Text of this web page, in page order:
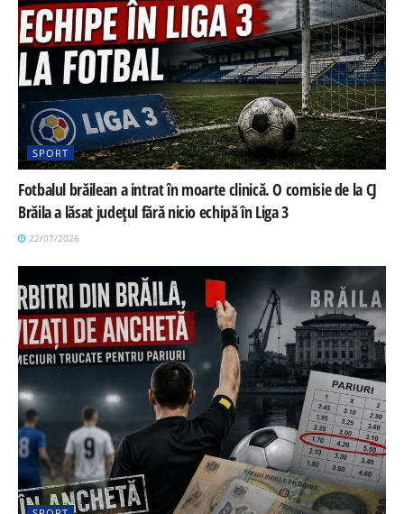
SPORT
Fotbalul brăilean a intrat în moarte clinică. O comisie de la CJ
Brăila a lăsat județul fără nicio echipă în Liga 3
22/07/2026